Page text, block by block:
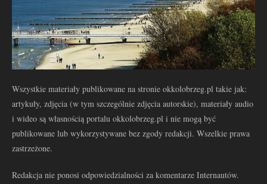
Wszystkie materiały publikowane na stronie okkolobrzeg.pl takie jak:
artykuły, zdjęcia (w tym szczególnie zdjęcia autorskie), materiały audio
i wideo są własnością portalu okkolobrzeg.pl i nie mogą być
publikowane lub wykorzystywane bez zgody redakcji. Wszelkie prawa
zastrzeżone.
Redakcja nie ponosi odpowiedzialności za komentarze Internautów.